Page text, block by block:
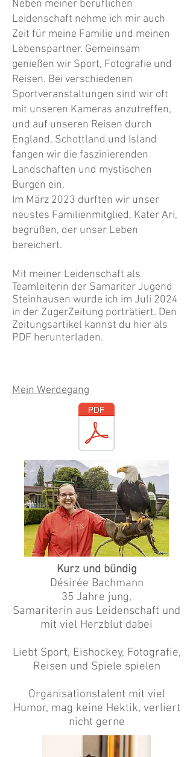
Neben meiner beruflichen
Leidenschaft nehme ich mir auch
Zeit für meine Familie und meinen
Lebenspartner. Gemeinsam
genießen wir Sport, Fotografie und
Reisen. Bei verschiedenen
Sportveranstaltungen sind wir oft
mit unseren Kameras anzutreffen,
und auf unseren Reisen durch
England, Schottland und Island
fangen wir die faszinierenden
Landschaften und mystischen
Burgen ein.
Im März 2023 durften wir unser
neustes Familienmitglied, Kater Ari,
begrüßen, der unser Leben
bereichert.
Mit meiner Leidenschaft als
Teamleiterin der Samariter Jugend
Steinhausen wurde ich im Juli 2024
in der ZugerZeitung porträtiert. Den
Zeitungsartikel kannst du hier als
PDF herunterladen.
Mein Werdegang
Kurz und bündig
Désirée Bachmann
35 Jahre jung,
Samariterin aus Leidenschaft und
mit viel Herzblut dabei
Liebt Sport, Eishockey, Fotografie,
Reisen und Spiele spielen
Organisationstalent mit viel
Humor, mag keine Hektik, verliert
nicht gerne